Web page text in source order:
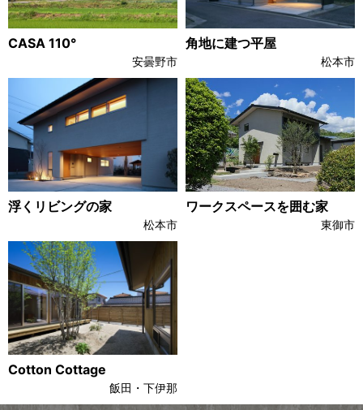
CASA 110°
安曇野市
角地に建つ平屋
松本市
浮くリビングの家
松本市
ワークスペースを囲む家
東御市
Cotton Cottage
飯田・下伊那